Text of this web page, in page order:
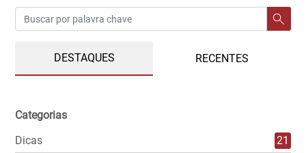
DESTAQUES RECENTES
Categorias
Dicas
21